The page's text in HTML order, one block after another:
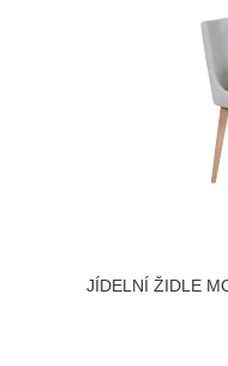
JÍDELNÍ ŽIDLE